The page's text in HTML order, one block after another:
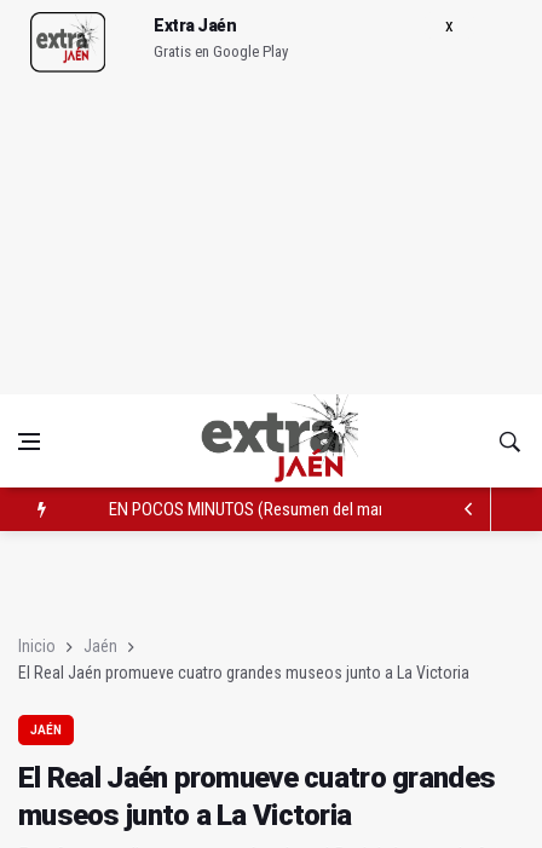
Extra Jaén
Gratis en Google Play
EN POCOS MINUTOS (Resumen del martes, 26 de mayo de
Inicio
Jaén
El Real Jaén promueve cuatro grandes museos junto a La Victoria
JAÉN
El Real Jaén promueve cuatro grandes
museos junto a La Victoria